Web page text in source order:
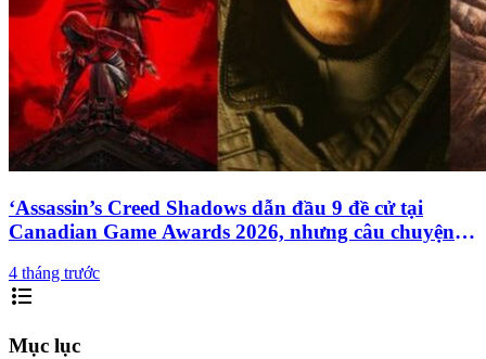
‘Assassin’s Creed Shadows dẫn đầu 9 đề cử tại
Canadian Game Awards 2026, nhưng câu chuyện
tử”
4 tháng trước
format_list_bulleted
Mục lục